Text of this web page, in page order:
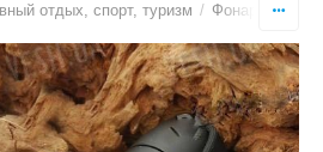
отдых, спорт, туризм / Фонари /